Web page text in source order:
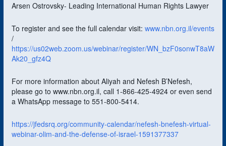
Arsen Ostrovsky- Leading International Human Rights Lawyer
To register and see the full calendar visit: www.nbn.org.il/events
/
https://us02web.zoom.us/webinar/register/WN_bzF0sonwT8aW
Ak20_gfz4Q
For more information about Aliyah and Nefesh B’Nefesh,
please go to www.nbn.org.il, call 1-866-425-4924 or even send
a WhatsApp message to 551-800-5414.
https://jfedsrq.org/community-calendar/nefesh-bnefesh-virtual-
webinar-olim-and-the-defense-of-israel-1591377337